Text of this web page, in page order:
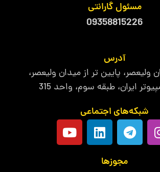
مسئول گارانتی
09358815226
آدرس
ولیعصر، پایین تر از میدان ولیعصر،
ایران، طبقه سوم، واحد 315
شبکه‌های اجتماعی
مجوزها